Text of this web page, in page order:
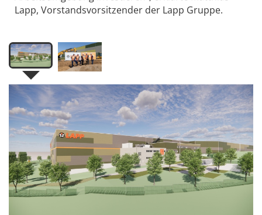
Lapp, Vorstandsvorsitzender der Lapp Gruppe.